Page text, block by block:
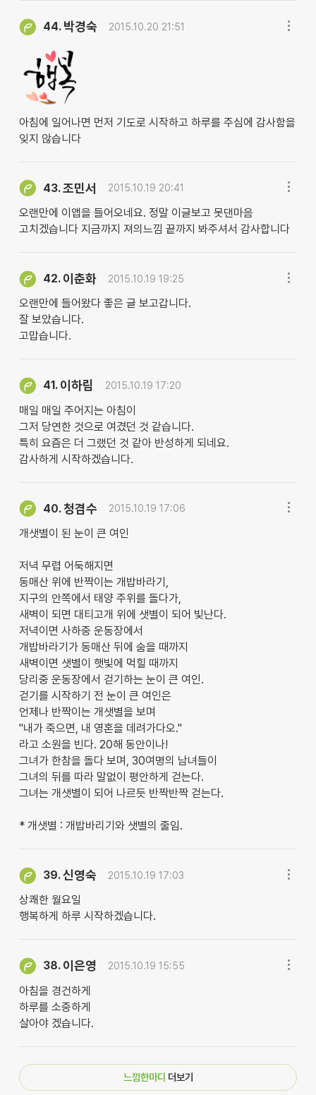
44. 박경숙 2015.10.20 21:51
아침에 일어나면 먼저 기도로 시작하고 하루를 주심에 감사함을
잊지 않습니다
43.조민서 2015.10.19 20:41
오랜만에 이앱을 들어오네요. 정말 이글보고 못댄마음
고치겠습니다 지금까지 져의느낌 끝까지 봐주셔서 감사합니다
42. 이춘화 2015.10.19 19:25
오랜만에 들어왔다 좋은 글 보고갑니다.
잘 보았습니다.
고맙습니다.
41. 이하림 2015.10.19 17:20
매일 매일 주어지는 아침이
그저 당연한 것으로 여겼던 것 같습니다.
특히 요즘은 더 그랬던 것 같아 반성하게 되네요.
감사하게 시작하겠습니다.
40.청겸수 2015.10.19 17:06
개샛별이 된 눈이 큰 여인
저녁 무렵 어둑해지면
동매산 위에 반짝이는 개밥바라기,
지구의 안쪽에서 태양 주위를 돌다가,
새벽이 되면 대티고개 위에 샛별이 되어 빛난다.
저녁이면 사하중 운동장에서
개밥바라기가 동매산 뒤에 숨을 때까지
새벽이면 샛별이 햇빛에 먹힐 때까지
당리중 운동장에서 걷기하는 눈이 큰 여인.
걷기를 시작하기 전 눈이 큰 여인은
언제나 반짝이는 개샛별을 보며
"내가 죽으면, 내 영혼을 데려가다오."
라고 소원을 빈다. 20해 동안이나!
그녀가 한참을 돌다 보며, 30여명의 남녀들이
그녀의 뒤를 따라 말없이 평안하게 걷는다.
그녀는 개샛별이 되어 나르듯 반짝반짝 걷는다.
* 개샛별 : 개밥바리기와 샛별의 줄임.
39.신영숙 2015.10.19 17:03
상쾌한 월요일
행복하게 하루 시작하겠습니다.
38. 이은영 2015.10.19 15:55
아침을 경건하게
하루를 소중하게
살아야 겠습니다.
느낌한마디 더보기